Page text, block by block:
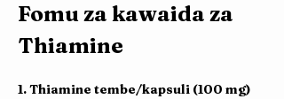
Fomu za kawaida za
Thiamine
1. Thiamine tembe/kapsuli (100 mg)